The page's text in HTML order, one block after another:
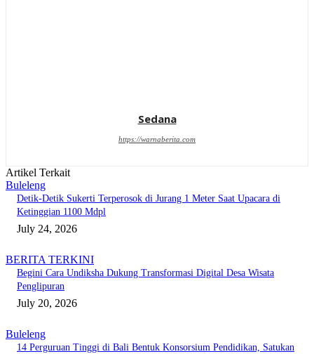
Sedana
https://warnaberita.com
Artikel Terkait
Buleleng
Detik-Detik Sukerti Terperosok di Jurang 1 Meter Saat Upacara di
Ketinggian 1100 Mdpl
July 24, 2026
BERITA TERKINI
Begini Cara Undiksha Dukung Transformasi Digital Desa Wisata
Penglipuran
July 20, 2026
Buleleng
14 Perguruan Tinggi di Bali Bentuk Konsorsium Pendidikan, Satukan